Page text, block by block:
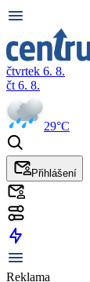
čtvrtek 6. 8.
čt 6. 8.
29°C
Přihlášení
Reklama